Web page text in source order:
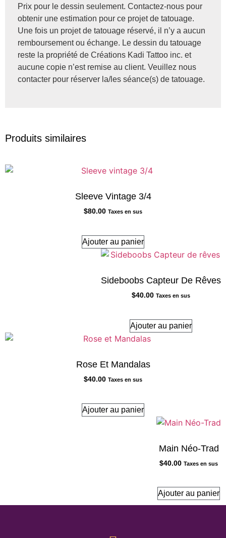
Prix pour le dessin seulement. Contactez-nous pour
obtenir une estimation pour ce projet de tatouage.
Une fois un projet de tatouage réservé, il n’y a aucun
remboursement ou échange. Le dessin du tatouage
reste la propriété de Créations Kadi Tattoo inc. et
aucune copie n’est remise au client. Veuillez nous
contacter pour réserver la/les séance(s) de tatouage.
Produits similaires
Sleeve Vintage 3/4
$80.00 Taxes en sus
Ajouter au panier
Sideboobs Capteur De Rêves
$40.00 Taxes en sus
Ajouter au panier
Rose Et Mandalas
$40.00 Taxes en sus
Ajouter au panier
Main Néo-Trad
$40.00 Taxes en sus
Ajouter au panier